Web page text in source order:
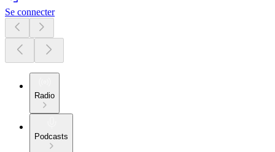
Se connecter
Radio
Podcasts